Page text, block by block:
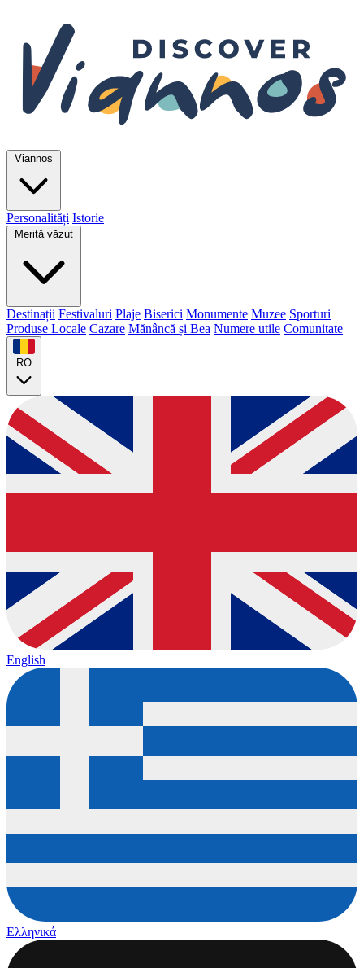
Viannos
Personalități Istorie
Merită văzut
Destinații Festivaluri Plaje Biserici Monumente Muzee Sporturi
Produse Locale Cazare Mănâncă și Bea Numere utile Comunitate
RO
English
Ελληνικά